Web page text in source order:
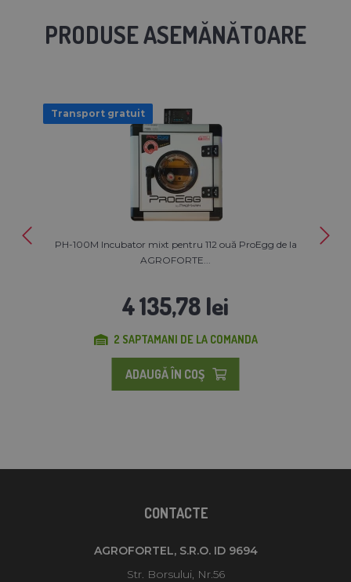
PRODUSE ASEMĂNĂTOARE
Transport gratuit
PH-100M Incubator mixt pentru 112 ouă ProEgg de la
AGROFORTE...
4 135,78 lei
2 SAPTAMANI DE LA COMANDA
ADAUGĂ ÎN COŞ
CONTACTE
AGROFORTEL, S.R.O. ID 9694
Str. Borsului, Nr.56